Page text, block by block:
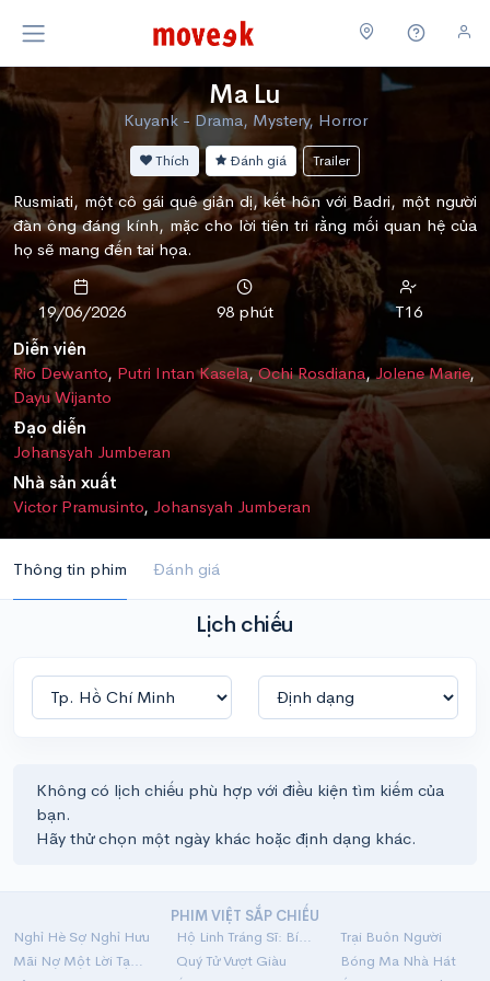
Ma Lu
Kuyank - Drama, Mystery, Horror
Thích Đánh giá Trailer
Rusmiati, một cô gái quê giản dị, kết hôn với Badri, một người
đàn ông đáng kính, mặc cho lời tiên tri rằng mối quan hệ của
họ sẽ mang đến tai họa.
19/06/2026 98 phút
T16
Diễn viên
Rio Dewanto, Putri Intan Kasela,Ochi Rosdiana, Jolene Marie,
Dayu Wijanto
Đạo diễn
Johansyah Jumberan
Nhà sản xuất
Victor Pramusinto, Johansyah Jumberan
Thông tin phim Đánh giá
Lịch chiếu
Không có lịch chiếu phù hợp với điều kiện tìm kiếm của
bạn.
Hãy thử chọn một ngày khác hoặc định dạng khác.
PHIM VIỆT SẮP CHIẾU
Nghỉ Hè Sợ Nghỉ Hưu
Hộ Linh Tráng Sĩ: Bí Ẩn Mộ Vua Đinh
Trại Buôn Người
Mãi Nợ Một Lời Tạm Biệt
Quý Tử Vượt Giàu
Bóng Ma Nhà Hát